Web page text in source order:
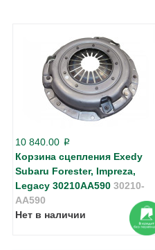
10 840.00 p
Корзина сцепления Exedy
Subaru Forester, Impreza,
Legacy 30210AA590 30210-
AA590
Нет в наличии